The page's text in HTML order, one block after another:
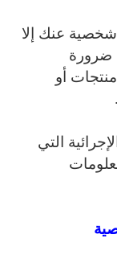
عنك إلا
ضرورة
أو
التي